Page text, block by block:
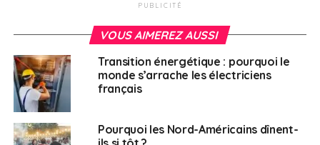
à vous rémunérer pendant la quatorzaine obligatoire à
l’arrivée dans le pays, ces fermetures d’établissement
vont certainement impliquer la perte, pour certains
pvtistes, d’emplois qui auraient pu être validés pour
cette période, dans ces régions. Quant à ceux qui
partent dans d’autres régions du Canada afin
d’oeuvrer dans des secteurs moins impactés, rien ne
PUBLICITÉ
VOUS AIMEREZ AUSSI
Transition énergétique : pourquoi le
monde s’arrache les électriciens
français
Pourquoi les Nord-Américains dînent-